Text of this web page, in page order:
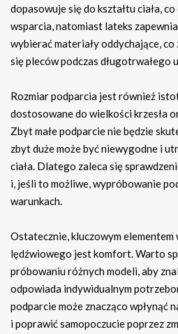
dopasowuje się do kształtu ciała,
wsparcia, natomiast lateks
wybierać materiały oddychające,
się pleców podczas długotrwałego
Rozmiar podparcia jest również
dostosowane do wielkości krzesła
Zbyt małe podparcie nie będzie
zbyt duże może być niewygodne i
ciała. Dlatego zaleca się
i, jeśli to możliwe, wypróbowanie
warunkach.
Ostatecznie, kluczowym
lędźwiowego jest komfort. Warto
próbowaniu różnych modeli, aby
odpowiada indywidualnym
podparcie może znacząco wpłynąć
i poprawić samopoczucie poprzez